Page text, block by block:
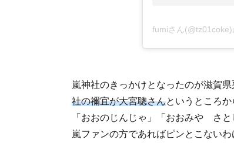
fumiさん
嵐神社のきっかけとなったのが滋賀
社の禰宜が大宮聰さんというところか
「おおのじんじゃ」「おおみや さと
嵐ファンの方であればピンとこない